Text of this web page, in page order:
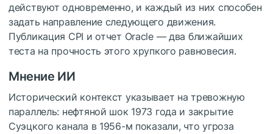
действуют одновременно, и каждый из них способен
задать направление следующего движения.
Публикация CPI и отчет Oracle — два ближайших
теста на прочность этого хрупкого равновесия.
Мнение ИИ
Исторический контекст указывает на тревожную
параллель: нефтяной шок 1973 года и закрытие
Суэцкого канала в 1956-м показали, что угроза